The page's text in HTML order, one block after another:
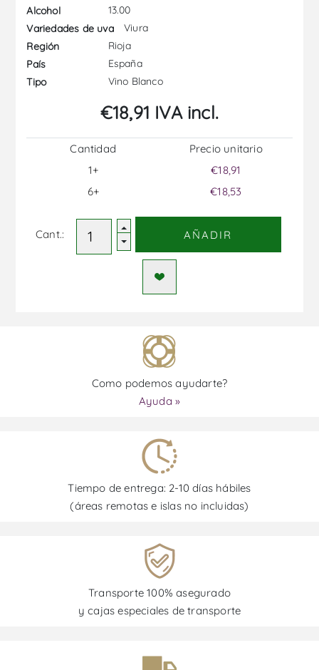
Alcohol
13.00
Variedades de uva
Viura
Región
Rioja
País
España
Tipo
Vino Blanco
€18,91 IVA incl.
Cantidad
1+
6+
Precio unitario
€18,91
€18,53
Cant.: AÑADIR
Como podemos ayudarte?
Ayuda »
Tiempo de entrega: 2-10 días hábiles
(áreas remotas e islas no incluidas)
Transporte 100% asegurado
y cajas especiales de transporte